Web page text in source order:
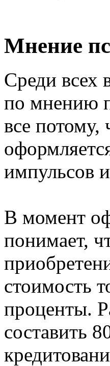
Мнение
Среди всех
по мнению
все потому,
импульсов
В момент
понимает,
стоимость
проценты.
составить